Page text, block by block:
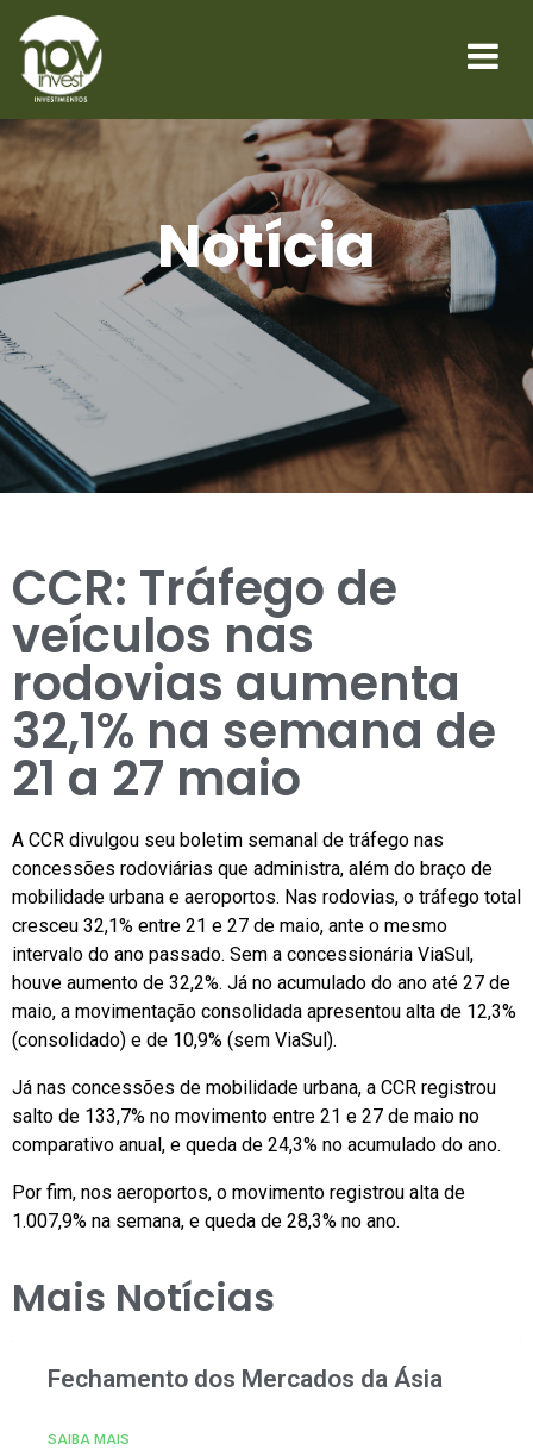
Notícia
CCR: Tráfego de
veículos nas
rodovias aumenta
32,1% na semana de
21 a 27 maio
A CCR divulgou seu boletim semanal de tráfego nas
concessões rodoviárias que administra, além do braço de
mobilidade urbana e aeroportos. Nas rodovias, o tráfego total
cresceu 32,1% entre 21 e 27 de maio, ante o mesmo
intervalo do ano passado. Sem a concessionária ViaSul,
houve aumento de 32,2%. Já no acumulado do ano até 27 de
maio, a movimentação consolidada apresentou alta de 12,3%
(consolidado) e de 10,9% (sem ViaSul).
Já nas concessões de mobilidade urbana, a CCR registrou
salto de 133,7% no movimento entre 21 e 27 de maio no
comparativo anual, e queda de 24,3% no acumulado do ano.
Por fim, nos aeroportos, o movimento registrou alta de
1.007,9% na semana, e queda de 28,3% no ano.
Mais Notícias
Fechamento dos Mercados da Ásia
SAIBA MAIS